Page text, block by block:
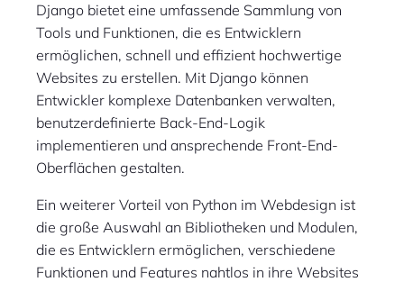
Django bietet eine umfassende Sammlung von
Tools und Funktionen, die es Entwicklern
ermöglichen, schnell und effizient hochwertige
Websites zu erstellen. Mit Django können
Entwickler komplexe Datenbanken verwalten,
benutzerdefinierte Back-End-Logik
implementieren und ansprechende Front-End-
Oberflächen gestalten.
Ein weiterer Vorteil von Python im Webdesign ist
die große Auswahl an Bibliotheken und Modulen,
die es Entwicklern ermöglichen, verschiedene
Funktionen und Features nahtlos in ihre Websites